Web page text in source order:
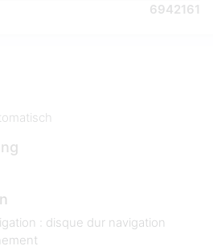
6942161
: disque dur navigation